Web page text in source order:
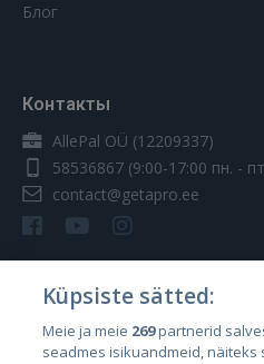
Блог
Контакты
AllePal OÜ (12209337)
58536867 (9:00-17:00 пн. -
contact@getapro.ee
Страны
Эстония
Küpsiste sätted:
Meie ja meie 269partnerid
seadmes isikuandmeid,